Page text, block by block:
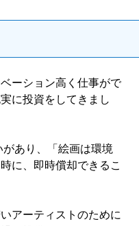
ーション高く仕事がで
に投資をしてきまし
あり、「絵画は環境
に、即時償却できるこ
アーティストのために